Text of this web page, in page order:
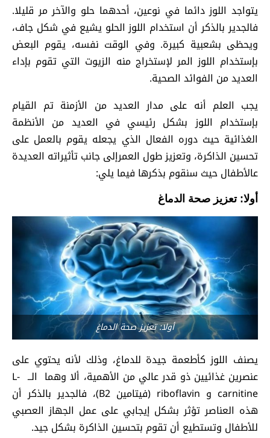
يتواجد اللوز دائما في نوعين، أحدهما حلو والآخر مر قليلا.
فالجدير بالذكر أن استخدام اللوز الحلو يشيع في شكل جاف،
ويحظى بشعبية كبيرة. وفي الوقت نفسه، يقوم البعض
بإستخدام اللوز المر لإستخراج منه الزيوت التي تقوم بإداء
العديد من الفوائد الصحية.
يجب العلم أنه على مدار العديد من الأزمنة تم القيام
بإستخدام اللوز بشكل رئيسي في العديد من الأنظمة
الغذائية حيث دوره الفعال الذي يجعله يقوم بالعمل على
تحسين الذاكرة، وتعزيز طول العمرإلى جانب تأثيراته العديدة
عالأطفال حيث سنقوم بذكرها فيما يلي:
أولا: تعزيز صحة الدماغ
أولا: تعزيز صحة الدماغ
يصنف اللوز كأطعمة جيدة للدماغ، وذلك لأنه يحتوي على
عنصرين غذائيين ذو قدر عالي من الأهمية، ألا وهما الــ L-
carnitine و riboflavin (فيتامين B2)، فالجدير بالذكر أن
هذه العناصر تؤثر بشكل إيجابي على عمل الجهاز العصبي
للأطفال وتستطيع أن تقوم بتحسين الذاكرة بشكل جيد.